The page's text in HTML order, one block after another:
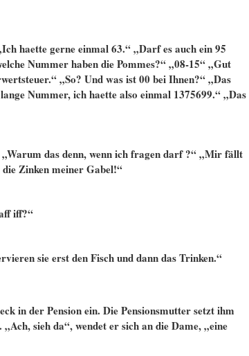
haette gerne einmal 63.“ „Darf es auch ein 95
Nummer haben die Pommes?“ „08-15“ „Gut
„So? Und was ist 00 bei Ihnen?“ „Das
Nummer, ich haette also einmal 1375699.“ „Das
das denn, wenn ich fragen darf ?“ „Mir fällt
Zinken meiner Gabel!“
iff?“
sie erst den Fisch und dann das Trinken.“
in der Pension ein. Die Pensionsmutter setzt ihm
sieh da“, wendet er sich an die Dame, „eine